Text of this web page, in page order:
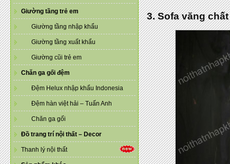
Giường tầng trẻ em
Giường tầng nhập khẩu
Giường tầng xuất khẩu
Giường cũi trẻ em
Chăn ga gối đệm
Đệm Helux nhập khẩu Indonesia
Đệm hàn việt hải – Tuấn Anh
Chăn ga gối
Đồ trang trí nội thất – Decor
Thanh lý nội thất
3. Sofa văng